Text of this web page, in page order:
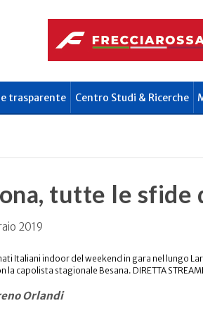
trasparente Centro Studi & Ricerche
tutte le sfide
2019
Italiani indoor del weekend in gara nel lungo
la capolista stagionale Besana. DIRETTA
Orlandi